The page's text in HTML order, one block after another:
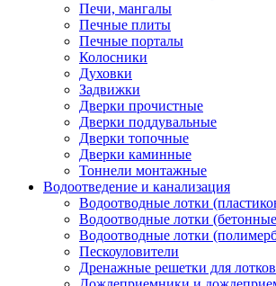
Печи, мангалы
Печные плиты
Печные порталы
Колосники
Духовки
Задвижки
Дверки прочистные
Дверки поддувальные
Дверки топочные
Дверки каминные
Тоннели монтажные
Водоотведение и канализация
Водоотводные лотки
Водоотводные лотки
Водоотводные лотки
Пескоуловители
Дренажные решетки для лотков